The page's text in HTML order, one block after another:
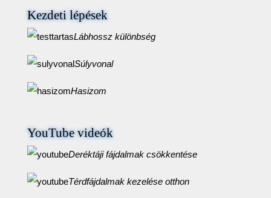
Kezdeti lépések
Lábhossz különbség
Súlyvonal
Hasizom
YouTube videók
Deréktáji fájdalmak csökkentése
Térdfájdalmak kezelése otthon